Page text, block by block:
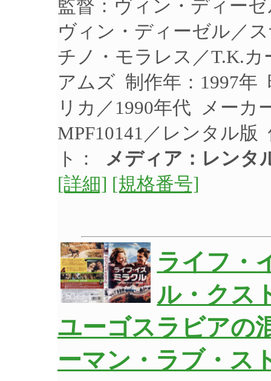
監督：ヴィン・ディー
ヴィン・ディーゼル／
チノ・モラレス／T.K.
アムズ 制作年：1997
リカ／1990年代 メー
MPF10141／レンタル
ト：
メディア：レンタ
[詳細] [規格番号]
ライフ・
ル・クス
ユーゴスラビアの
ーマン・ラブ・ス